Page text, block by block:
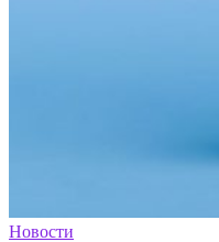
Новости